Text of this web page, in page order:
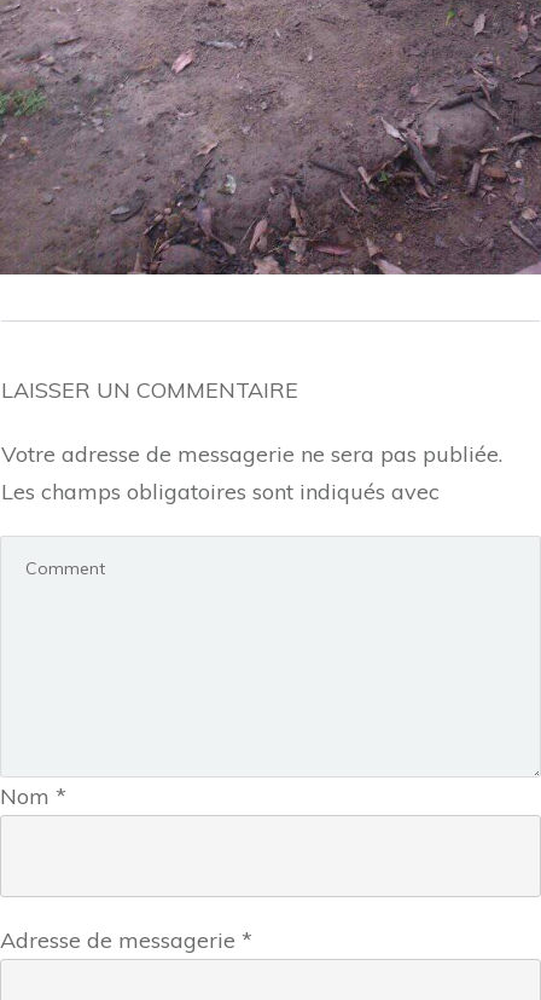
LAISSER UN COMMENTAIRE
Votre adresse de messagerie ne sera pas publiée.
Les champs obligatoires sont indiqués avec
Nom *
Adresse de messagerie *